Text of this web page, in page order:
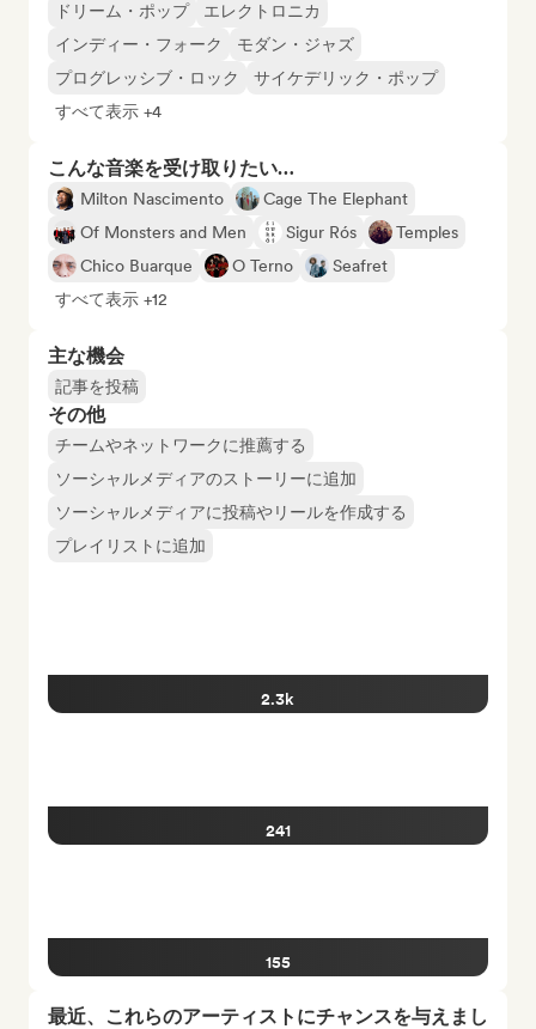
ドリーム・ポップ
エレクトロニカ
インディー・フォーク
モダン・ジャズ
プログレッシブ・ロック
サイケデリック・ポップ
すべて表示 +4
こんな音楽を受け取りたい…
Milton Nascimento
Cage The Elephant
Of Monsters and Men
Sigur Rós
Temples
Chico Buarque
O Terno
Seafret
すべて表示 +12
主な機会
記事を投稿
その他
チームやネットワークに推薦する
ソーシャルメディアのストーリーに追加
ソーシャルメディアに投稿やリールを作成する
プレイリストに追加
2.3k
241
155
最近、これらのアーティストにチャンスを与えまし